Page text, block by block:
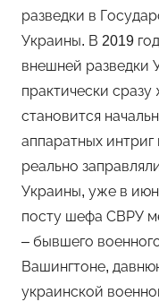
разведки в
Украины. В 2019
внешней разведки
практически сразу
становится
аппаратных
реально
Украины, уже в
посту шефа СВРУ
– бывшего
Вашингтоне,
украинской